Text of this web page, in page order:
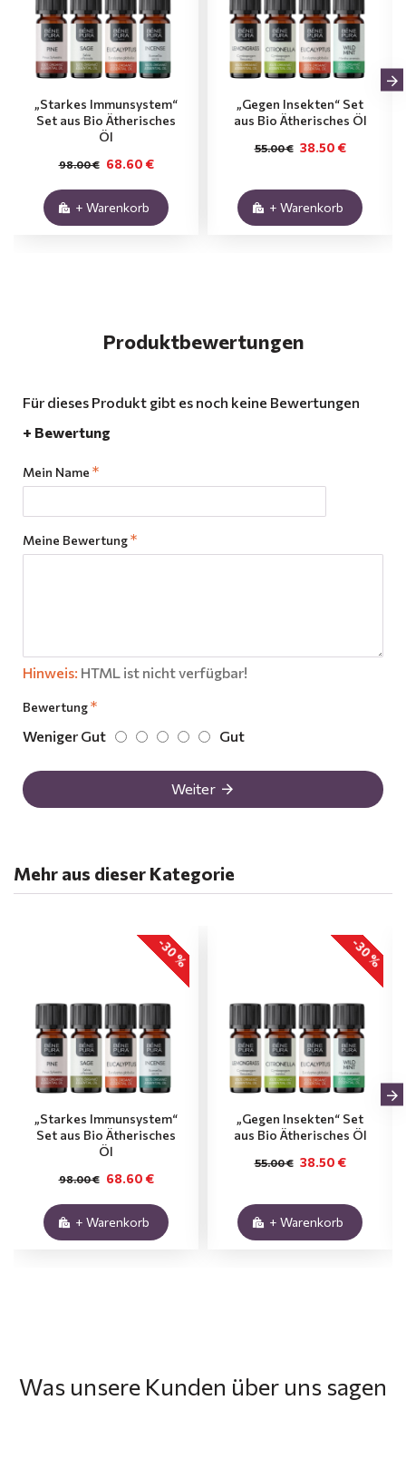
„Starkes Immunsystem“
Set aus Bio Ätherisches
Öl
68.60 €
98.00 €
+ Warenkorb
„Gegen Insekten“ Set
aus Bio Ätherisches Öl
38.50 €
55.00 €
+ Warenkorb
Produktbewertungen
Für dieses Produkt gibt es noch keine Bewertungen
+ Bewertung
Mein Name
Meine Bewertung
Hinweis: HTML ist nicht verfügbar!
Bewertung
Weniger Gut Gut
Weiter
Mehr aus dieser Kategorie
-30 %
„Starkes Immunsystem“
Set aus Bio Ätherisches
Öl
68.60 €
98.00 €
+ Warenkorb
-30 %
„Gegen Insekten“ Set
aus Bio Ätherisches Öl
38.50 €
55.00 €
+ Warenkorb
Was unsere Kunden über uns sagen